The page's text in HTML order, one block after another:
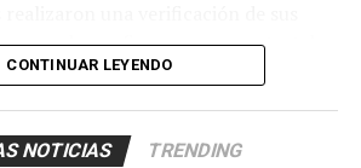
cuando confirmaron que se trataba
, de 13 años de edad, quien
2024.
CONTINUAR LEYENDO
NOTICIAS TRENDING